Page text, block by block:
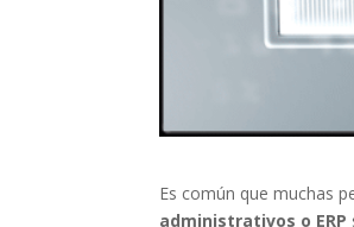
Es común que muchas
administrativos o ERP